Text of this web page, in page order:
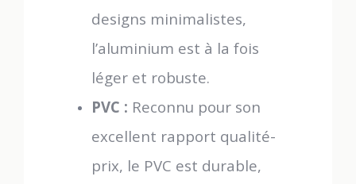
designs minimalistes,
l’aluminium est à la fois
léger et robuste.
PVC : Reconnu pour son
excellent rapport qualité-
prix, le PVC est durable,